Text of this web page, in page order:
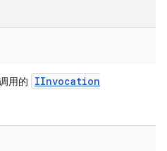
用的
IInvocation